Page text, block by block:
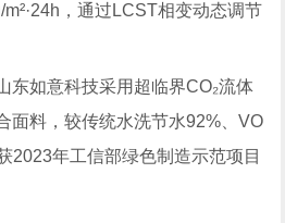
，通过LCST相变动态调节
东如意科技采用超临界CO₂流体
面料，较传统水洗节水92%、VO
2023年工信部绿色制造示范项目